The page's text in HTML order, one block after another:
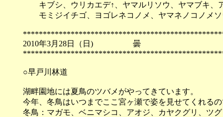
キブシ、ウリカエデ↑、ヤマルリソウ、ヤマブキ、
モミジイチゴ、ヨゴレネコノメ、ヤマネノコノメソ
2010年3月28日（日)
○早戸川林道
湖畔園地には夏鳥のツバメがやってきています。
今年、冬鳥はいつまでここ宮ヶ瀬で姿を見せてくれる
冬鳥：マガモ、ベニマシコ、アオジ、カヤクグリ、ツ